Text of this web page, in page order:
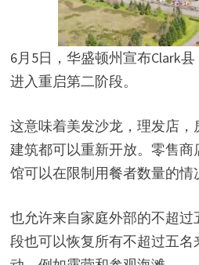
6月5日，华盛顿州宣布Clark
进入重启第二阶段。
这意味着美发沙龙，理发店
建筑都可以重新开放。零售
馆可以在限制用餐者数量的情
也允许来自家庭外部的不超
段也可以恢复所有不超过五